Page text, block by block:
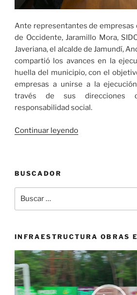
Ante representantes de empresas
de Occidente, Jaramillo Mora,
Javeriana, el alcalde de Jamundí,
compartió los avances en la
huella del municipio, con el
empresas a unirse a la
través de sus direcciones
responsabilidad social.
Continuar leyendo«Empresarios
avance
los
huella
Jamundí»
BUSCADOR
por:
INFRAESTRUCTURA OBRAS
Reproductor
de
vídeo